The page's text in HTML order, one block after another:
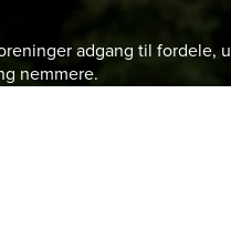
adgang til
nemmere.